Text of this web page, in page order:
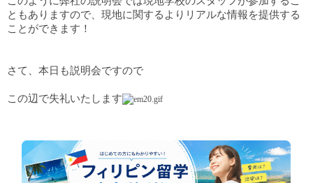
ともありますので、現地に関するよりリアルな情報を提供する
ことができます！
さて、本日も説明会ですので
この辺で失礼いたします